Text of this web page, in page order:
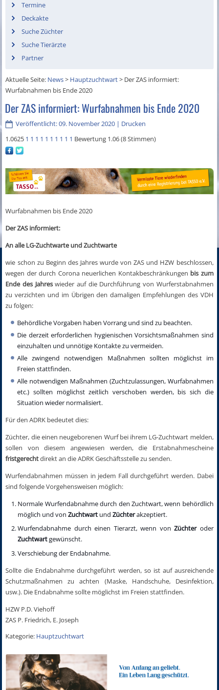
Termine
Deckakte
Suche Züchter
Suche Tierärzte
Partner
Aktuelle Seite: News> Hauptzuchtwart> Der ZAS informiert:
Wurfabnahmen bis Ende 2020
Der ZAS informiert: Wurfabnahmen bis Ende 2020
Veröffentlicht: 09. November 2020 | Drucken
1.0625 1 1 1 1 1 1 1 1 1 1 Bewertung 1.06 (8 Stimmen)
Wurfabnahmen bis Ende 2020
Der ZAS informiert:
An alle LG-Zuchtwarte und Zuchtwarte
wie schon zu Beginn des Jahres wurde von ZAS und HZW beschlossen,
wegen der durch Corona neuerlichen Kontakbeschränkungen bis zum
Ende des Jahreswieder auf die Durchführung von Wurferstabnahmen
zu verzichten und im Übrigen den damaligen Empfehlungen des VDH
zu folgen:
Behördliche Vorgaben haben Vorrang und sind zu beachten.
Die derzeit erforderlichen hygienischen Vorsichtsmaßnahmen sind
einzuhalten und unnötige Kontakte zu vermeiden.
Alle zwingend notwendigen Maßnahmen sollten möglichst im
Freien stattfinden.
Alle notwendigen Maßnahmen (Zuchtzulassungen, Wurfabnahmen
etc.) sollten möglichst zeitlich verschoben werden, bis sich die
Situation wieder normalisiert.
Für den ADRK bedeutet dies:
Züchter, die einen neugeborenen Wurf bei ihrem LG-Zuchtwart melden,
sollen von diesem angewiesen werden, die Erstabnahmescheine
fristgerechtdirekt an die ADRK Geschäftsstelle zu senden.
Wurfendabnahmen müssen in jedem Fall durchgeführt werden. Dabei
sind folgende Vorgehensweisen möglich:
Normale Wurfendabnahme durch den Zuchtwart, wenn behördlich
möglich und vonZuchtwart undZüchterakzeptiert.
Wurfendabnahme durch einen Tierarzt, wenn vonZüchteroder
Zuchtwartgewünscht.
Verschiebung der Endabnahme.
Sollte die Endabnahme durchgeführt werden, so ist auf ausreichende
Schutzmaßnahmen zu achten (Maske, Handschuhe, Desinfektion,
usw.). Die Endabnahme sollte möglichst im Freien stattfinden.
HZW P.D. Viehoff
ZAS P. Friedrich, E. Joseph
Kategorie: Hauptzuchtwart